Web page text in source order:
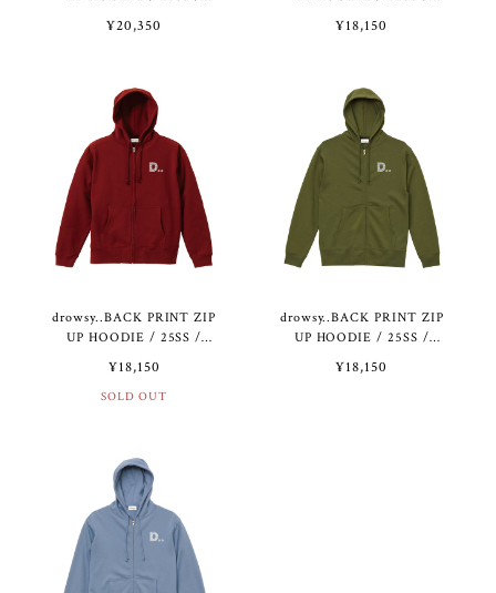
GR（12.7オンス）
¥20,350
SB（10.0オンス）
¥18,150
drowsy..BACK PRINT ZIP
UP HOODIE / 25SS /
¥18,150
SOLD OUT
drowsy..BACK PRINT ZIP
UP HOODIE / 25SS /
¥18,150